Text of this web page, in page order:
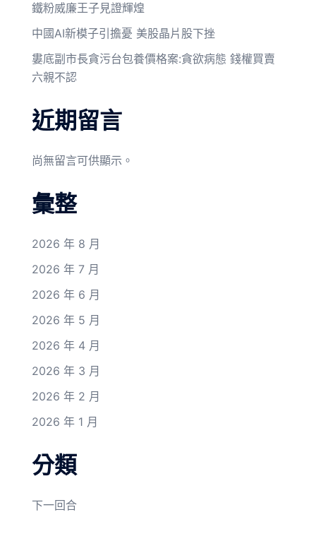
鐵粉威廉王子見證輝煌
中國AI新模子引擔憂 美股晶片股下挫
婁底副市長貪污台包養價格案:貪欲病態 錢權買賣
六親不認
近期留言
尚無留言可供顯示。
彙整
2026 年 8 月
2026 年 7 月
2026 年 6 月
2026 年 5 月
2026 年 4 月
2026 年 3 月
2026 年 2 月
2026 年 1 月
分類
下一回合